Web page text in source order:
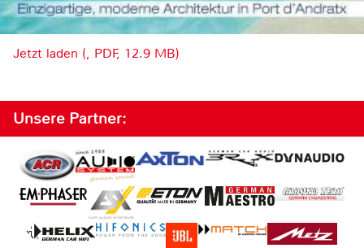
Jetzt laden (, PDF, 12.9 MB)
Unsere Partner: